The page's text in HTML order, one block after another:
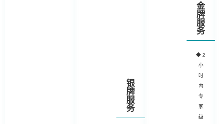
银
牌
服
务
金
牌
服
务
◆2
小
时
内
专
家
级